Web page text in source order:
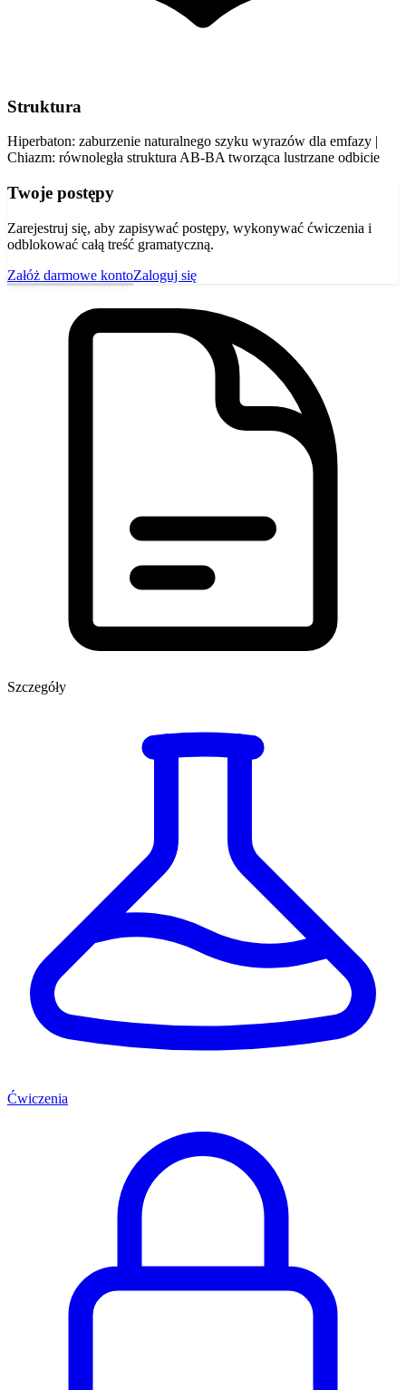
Struktura
Hiperbaton: zaburzenie naturalnego szyku wyrazów dla emfazy |
Chiazm: równoległa struktura AB-BA tworząca lustrzane odbicie
Twoje postępy
Zarejestruj się, aby zapisywać postępy, wykonywać ćwiczenia i
odblokować całą treść gramatyczną.
Załóż darmowe kontoZaloguj się
Szczegóły
Ćwiczenia